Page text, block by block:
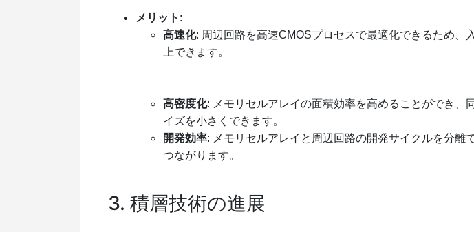
メリット :
高速化: 周辺回路を高速CMOSプロセスで最適化できるため、
上できます。
高密度化: メモリセルアレイの面積効率を高めることができ、
イズを小さくできます。
開発効率: メモリセルアレイと周辺回路の開発サイクルを分離
つながります。
3. 積層技術の進展